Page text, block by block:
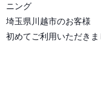
ニング
埼玉県川越市のお客様
初めてご利用いただき